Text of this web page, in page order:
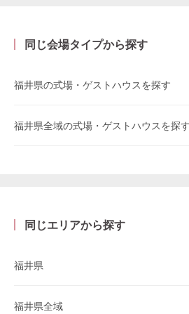
同じ会場タイプから探す
福井県の式場・ゲストハウスを探す
福井県全域の式場・ゲストハウスを探す
同じエリアから探す
福井県
福井県全域